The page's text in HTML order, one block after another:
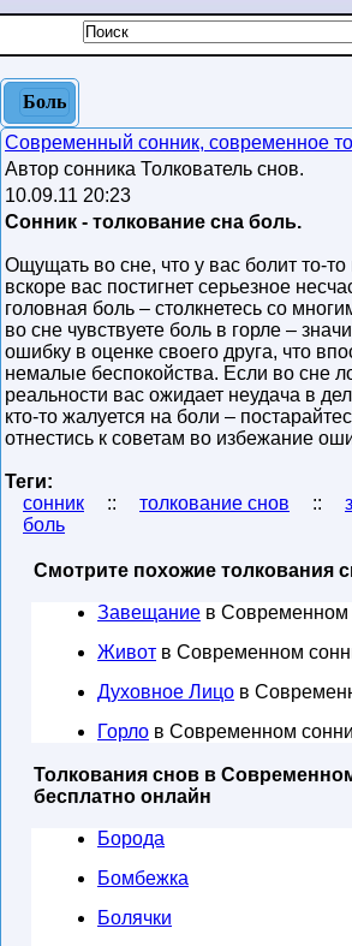
Боль
Современный сонник, современное
Автор сонника Толкователь снов.
10.09.11 20:23
Сонник - толкование сна боль.
Ощущать во сне, что у вас болит то-то
вскоре вас постигнет серьезное
головная боль – столкнетесь со
во сне чувствуете боль в горле –
ошибку в оценке своего друга, что
немалые беспокойства. Если во сне
реальности вас ожидает неудача в
кто-то жалуется на боли –
отнестись к советам во избежание
Теги:
сонник
:: толкование снов ::
боль
Смотрите похожие толкования
Завещание в Современном
Живот в Современном
Духовное Лицо в
Горло в Современном
Толкования снов в
бесплатно онлайн
Борода
Бомбежка
Болячки